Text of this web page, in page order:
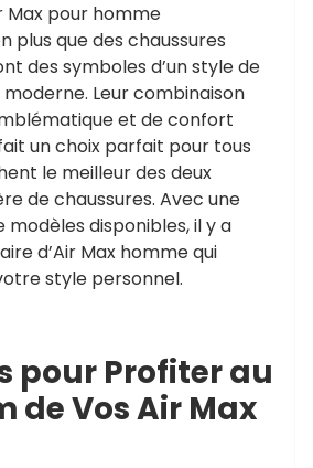
Max pour homme
plus que des chaussures
des symboles d’un style de
Leur combinaison
et de confort
un choix parfait pour tous
le meilleur des deux
de chaussures. Avec une
disponibles, il y a
d’Air Max homme qui
style personnel.
pour Profiter au
de Vos Air Max